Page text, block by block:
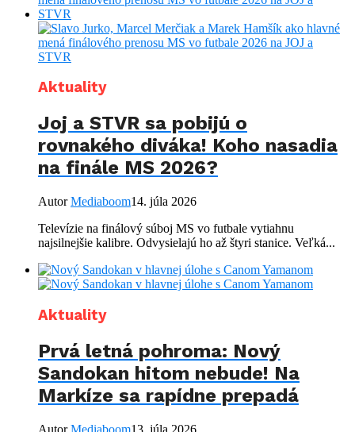
Aktuality
Joj a STVR sa pobijú o
rovnakého diváka! Koho nasadia
na finále MS 2026?
AutorMediaboom14. júla 2026
Televízie na finálový súboj MS vo futbale vytiahnu
najsilnejšie kalibre. Odvysielajú ho až štyri stanice. Veľká...
Aktuality
Prvá letná pohroma: Nový
Sandokan hitom nebude! Na
Markíze sa rapídne prepadá
AutorMediaboom13. júla 2026